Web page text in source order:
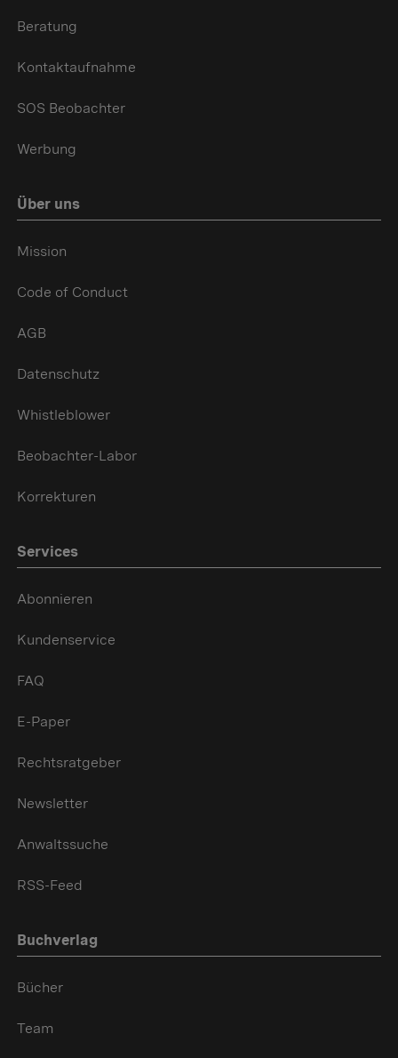
Beratung
Kontaktaufnahme
SOS Beobachter
Werbung
Über uns
Mission
Code of Conduct
AGB
Datenschutz
Whistleblower
Beobachter-Labor
Korrekturen
Services
Abonnieren
Kundenservice
FAQ
E-Paper
Rechtsratgeber
Newsletter
Anwaltssuche
RSS-Feed
Buchverlag
Bücher
Team